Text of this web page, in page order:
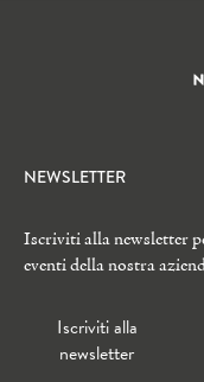
NEWSLETTER
Iscriviti alla newsletter
eventi della nostra
Iscriviti alla
newsletter